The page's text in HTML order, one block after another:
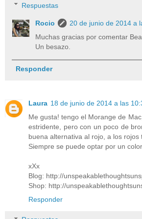
Respuestas
Rocio
20 de junio de 2014 a
Muchas gracias por comentar
Un besazo.
Responder
Laura 18 de junio de 2014 a las
Me gusta! tengo el Morange de
estridente, pero con un poco de
buena alternativa al rojo, a los rojos
Siempre se puede optar por un
xXx
Blog: http://
Shop: http://
Responder